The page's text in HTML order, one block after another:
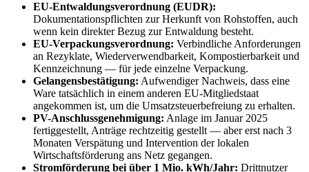
EU-Entwaldungsverordnung (EUDR):
Dokumentationspflichten zur Herkunft von Rohstoffen, auch
wenn kein direkter Bezug zur Entwaldung besteht.
EU-Verpackungsverordnung: Verbindliche Anforderungen
an Rezyklate, Wiederverwendbarkeit, Kompostierbarkeit und
Kennzeichnung — für jede einzelne Verpackung.
Gelangensbestätigung: Aufwendiger Nachweis, dass eine
Ware tatsächlich in einem anderen EU-Mitgliedstaat
angekommen ist, um die Umsatzsteuerbefreiung zu erhalten.
PV-Anschlussgenehmigung: Anlage im Januar 2025
fertiggestellt, Anträge rechtzeitig gestellt — aber erst nach 3
Monaten Verspätung und Intervention der lokalen
Wirtschaftsförderung ans Netz gegangen.
Stromförderung bei über 1 Mio. kWh/Jahr: Drittnutzer